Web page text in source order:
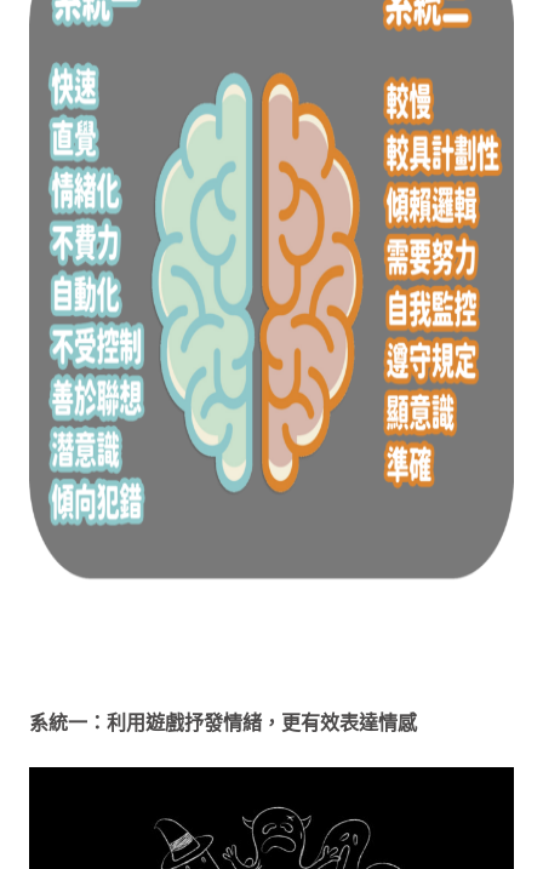
系統一：利用遊戲抒發情緒，更有效表達情感